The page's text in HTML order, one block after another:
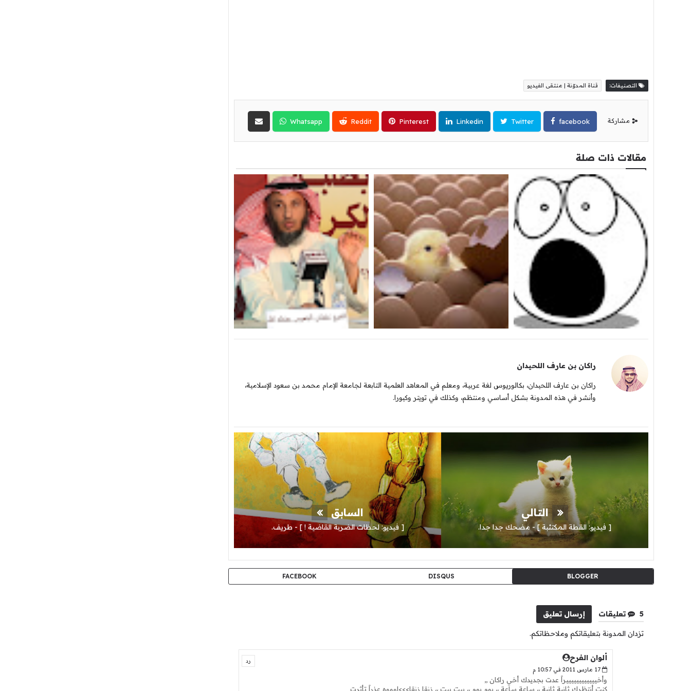
التصنيفات: قناة المدوّنة | منتقى الفيديو
مشاركة facebook
Twitter
Linkedin
Pinterest
Reddit
Whatsapp
مقالات ذات صلة
راكان بن عارف اللحيدان
راكان بن عارف اللحيدان، بكالوريوس لغة عربية، ومعلم في المعاهد العلمية التابعة لجامعة الإمام محمد بن سعود الإسلامية،
وأنشر في هذه المدونة بشكل أساسي ومنتظم، وكذلك في تويتر وكيورا.
التالي
[ فيديو: القطة المكتئبة ] - مضحك جدا جدا.
السابق
[ فيديو: لحظات الضربة القاضية ! ] - طريف.
BLOGGER
DISQUS
FACEBOOK
5 تعليقات إرسال تعليق
تزدان المدونة بتعليقاتكم وملاحظاتكم.
ألوان الفرح
17 مارس 2011 في 10:57 م
وأخييييييييييييراً عدت بجديدك أخي راكان ,,
كنت أنتظرك ثانية ثانية ،، ساعة ساعة ،، يوم يوم ،، بيت بيت ،، زنقا زنقا>>>اوووه عذراً تأثرت
رد